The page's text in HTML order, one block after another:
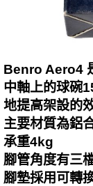
Benro Aero4
中軸上的球碗
地提高架設的
主要材質為鋁
承重4kg
腳管角度有三
腳墊採用可轉